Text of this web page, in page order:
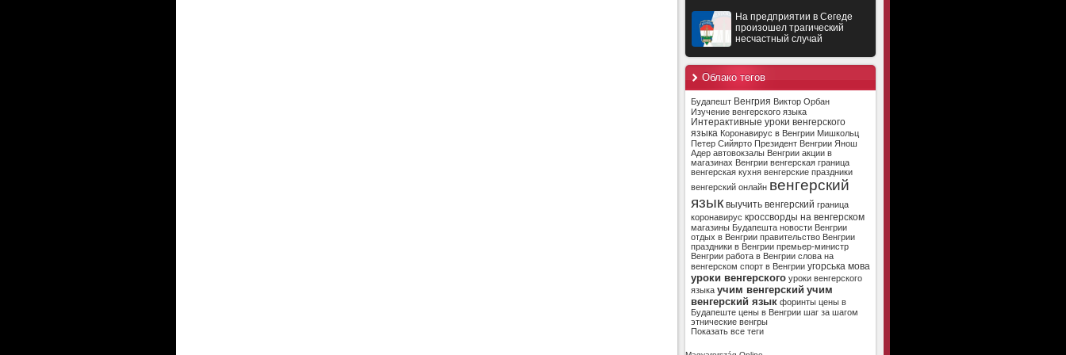
На предприятии в Сегеде
произошел трагический
несчастный случай
Облако тегов
Будапешт Венгрия Виктор Орбан
Изучение венгерского языка
Интерактивные уроки венгерского
языка Коронавирус в Венгрии Мишкольц
Петер Сийярто Президент Венгрии Янош
Адер автовокзалы Венгрии акции в
магазинах Венгрии венгерская граница
венгерская кухня венгерские праздники
венгерский онлайн венгерский
язык выучить венгерский граница
коронавирус кроссворды на венгерском
магазины Будапешта новости Венгрии
отдых в Венгрии правительство Венгрии
праздники в Венгрии премьер-министр
Венгрии работа в Венгрии слова на
венгерском спорт в Венгрии угорська мова
уроки венгерского уроки венгерского
языка учим венгерский учим
венгерский язык форинты цены в
Будапеште цены в Венгрии шаг за шагом
этнические венгры
Показать все теги